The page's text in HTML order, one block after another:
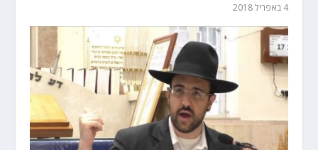
4 באפריל 2018